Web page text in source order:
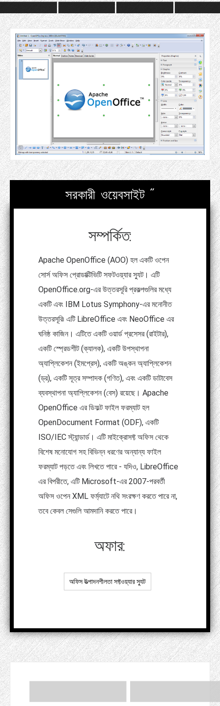
সরকারী ওয়েবসাইট "
সম্পর্কিত:
Apache OpenOffice (AOO) হল একটি ওপেন
সোর্স অফিস প্রোডাক্টিভিটি সফটওয়্যার স্যুট। এটি
OpenOffice.org-এর উত্তরসূরি প্রকল্পগুলির মধ্যে
একটি এবং IBM Lotus Symphony-এর মনোনীত
উত্তরসূরি৷ এটি LibreOffice এবং NeoOffice এর
ঘনিষ্ঠ কাজিন। এটিতে একটি ওয়ার্ড প্রসেসর (রাইটার),
একটি স্প্রেডশীট (ক্যালক), একটি উপস্থাপনা
অ্যাপ্লিকেশন (ইমপ্রেস), একটি অঙ্কন অ্যাপ্লিকেশন
(ড্র), একটি সূত্র সম্পাদক (গণিত), এবং একটি ডাটাবেস
ব্যবস্থাপনা অ্যাপ্লিকেশন (বেস) রয়েছে। Apache
OpenOffice এর ডিফল্ট ফাইল ফরম্যাট হল
OpenDocument Format (ODF), একটি
ISO/IEC স্ট্যান্ডার্ড। এটি মাইক্রোসফ্ট অফিস থেকে
বিশেষ মনোযোগ সহ বিভিন্ন ধরণের অন্যান্য ফাইল
ফরম্যাট পড়তে এবং লিখতে পারে - যদিও, LibreOffice
এর বিপরীতে, এটি Microsoft-এর 2007-পরবর্তী
অফিস ওপেন XML ফর্ম্যাটে নথি সংরক্ষণ করতে পারে না,
তবে কেবল সেগুলি আমদানি করতে পারে।
অফার:
অফিস উত্পাদনশীলতা সফ্টওয়্যার স্যুট